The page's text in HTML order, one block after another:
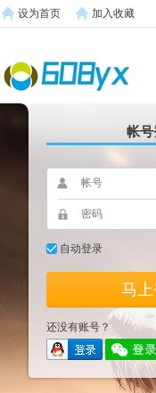
设为首页 加入收藏
帐号
自动登录
马
还没有账号？